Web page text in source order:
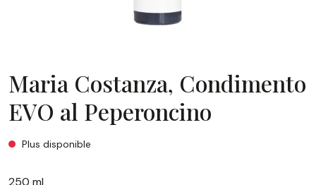
Maria Costanza, Condimento
EVO al Peperoncino
Maria Costanza, Condimento EVO al Peperoncino
Plus disponible
250 ml